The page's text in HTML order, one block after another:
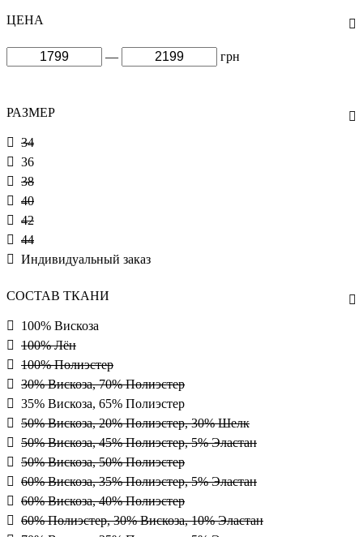
ЦЕНА
— грн
РАЗМЕР
34
36
38
40
42
44
Индивидуальный заказ
СОСТАВ ТКАНИ
100% Вискоза
100% Лён
100% Полиэстер
30% Вискоза, 70% Полиэстер
35% Вискоза, 65% Полиэстер
50% Вискоза, 20% Полиэстер, 30% Шелк
50% Вискоза, 45% Полиэстер, 5% Эластан
50% Вискоза, 50% Полиэстер
60% Вискоза, 35% Полиэстер, 5% Эластан
60% Вискоза, 40% Полиэстер
60% Полиэстер, 30% Вискоза, 10% Эластан